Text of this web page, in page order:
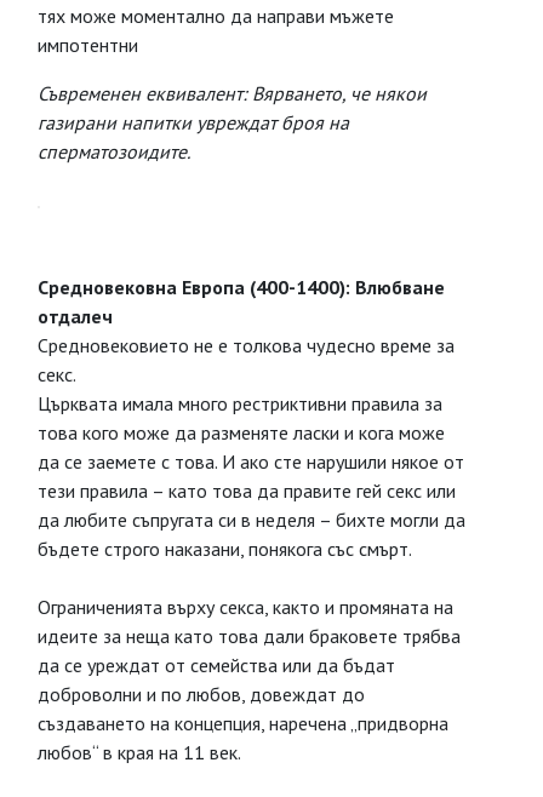
тях може моментално да направи мъжете
импотентни
Съвременен еквивалент: Вярването, че някои
газирани напитки увреждат броя на
сперматозоидите.
Средновековна Европа (400-1400): Влюбване
отдалеч
Средновековието не е толкова чудесно време за
секс.
Църквата имала много рестриктивни правила за
това кого може да разменяте ласки и кога може
да се заемете с това. И ако сте нарушили някое от
тези правила – като това да правите гей секс или
да любите съпругата си в неделя – бихте могли да
бъдете строго наказани, понякога със смърт.
Ограниченията върху секса, както и промяната на
идеите за неща като това дали браковете трябва
да се уреждат от семейства или да бъдат
доброволни и по любов, довеждат до
създаването на концепция, наречена „придворна
любов“ в края на 11 век.